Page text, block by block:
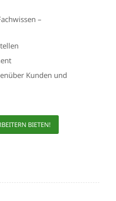
–
Kunden und
BIETEN!